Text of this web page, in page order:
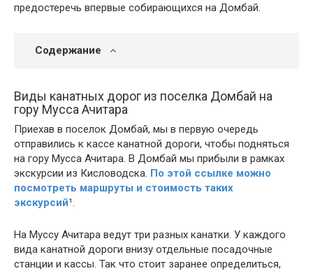
предостеречь впервые собирающихся на Домбай.
Содержание
Виды канатных дорог из поселка Домбай на
гору Мусса Ачитара
Приехав в поселок Домбай, мы в первую очередь
отправились к кассе канатной дороги, чтобы подняться
на гору Мусса Ачитара. В Домбай мы прибыли в рамках
экскурсии из Кисловодска. По этой ссылке можно
посмотреть маршруты и стоимость таких
экскурсий¹.
На Муссу Ачитара ведут три разных канатки. У каждого
вида канатной дороги внизу отдельные посадочные
станции и кассы. Так что стоит заранее определиться,